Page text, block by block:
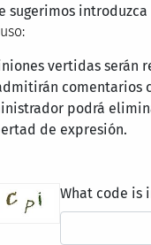
sugerimos introduzca
vertidas serán
comentarios
podrá
de expresión.
What code is